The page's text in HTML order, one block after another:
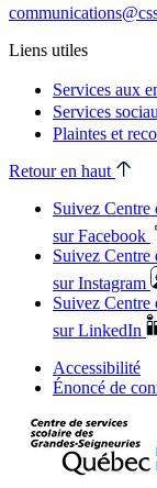
Liens utiles
Services aux
Services
Plaintes et
Retour en haut
Suivez Centre
sur Facebook
Suivez Centre
sur Instagram
Suivez Centre
sur LinkedIn
Accessibilité
Énoncé de